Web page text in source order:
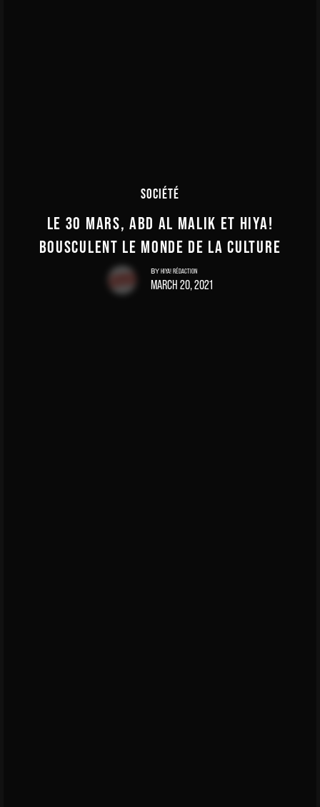
SOCIÉTÉ
LE 30 MARS, ABD AL MALIK ET HIYA!
BOUSCULENT LE MONDE DE LA CULTURE
BY HIYA! RÉDACTION
MARCH 20, 2021